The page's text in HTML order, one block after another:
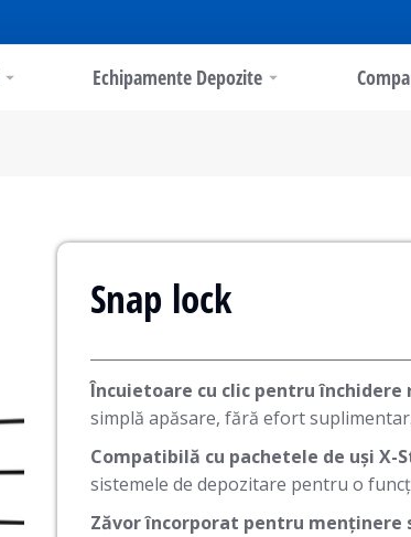
Echipamente Depozite
Snap lock
Încuietoare cu clic pentru închidere
simplă apăsare, fără efort suplimentar.
Compatibilă cu pachetele de uși X-
sistemele de depozitare pentru o
Zăvor încorporat pentru menținere